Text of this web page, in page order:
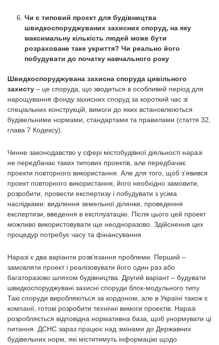
Чи є типовий проєкт для будівництва
швидкоспоруджуваних захисних споруд, на яку
максимальну кількість людей може бути
розраховане таке укриття? Чи реально його
побудувати до початку навчального року
Швидкоспоруджувана захисна споруда цивільного
захисту – це споруда, що зводиться в особливий період для
нарощування фонду захисних споруд за короткий час зі
спеціальних конструкцій, вимоги до яких встановлюються
будівельними нормами, стандартами та правилами (стаття 32,
глава 7 Кодексу).
Чинне законодавство у сфері містобудівної діяльності наразі
не передбачає таких типових проектів, але передбачає
проекти повторного використання. Але для того, щоб з’явився
проект повторного використання, його необхідно замовити,
розробити, провести експертизу і побудувати з усіма
наслідками: виділення земельної ділянки, проведення
експертизи, введення в експлуатацію. Після цього цей проект
можливо використовувати ще неодноразово. Здійснення цих
процедур потребує часу та фінансування.
Наразі є два варіанти розв’язання проблеми. Перший –
замовляти проект і реалізовувати його один раз або
багаторазово шляхом будівництва. Другий варіант – будувати
швидкоспоруджувані захисні споруди блок-модульного типу.
Такі споруди виробляються за кордоном, але в Україні також є
компанії, готові розробити технічні вимоги проектів. Наразі
розробляється відповідна нормативна база, щоб унормувати ці
питання. ДСНС зараз працює над змінами до Державних
будівельних норм, які міститимуть інформацію щодо